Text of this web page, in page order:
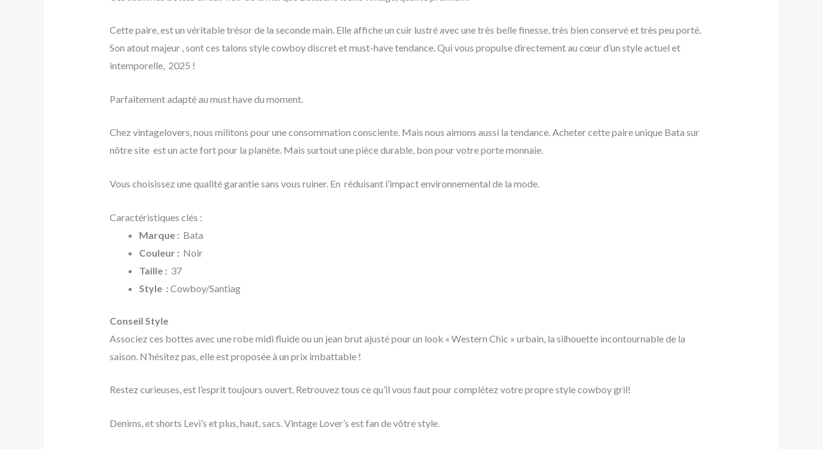
Cette paire, est un véritable trésor de la seconde main. Elle affiche un cuir lustré avec une très belle finesse, très bien conservé et très peu porté.
Son atout majeur , sont ces talons style cowboy discret et must-have tendance. Qui vous propulse directement au cœur d’un style actuel et
intemporelle, 2025 !
Parfaitement adapté au must have du moment.
Chez vintagelovers, nous militons pour une consommation consciente. Mais nous aimons aussi la tendance. Acheter cette paire unique Bata sur
nôtre site est un acte fort pour la planète. Mais surtout une pièce durable, bon pour votre porte monnaie.
Vous choisissez une qualité garantie sans vous ruiner. En réduisant l’impact environnemental de la mode.
Caractéristiques clés :
Marque : Bata
Couleur : Noir
Taille : 37
Style : Cowboy/Santiag
Conseil Style
Associez ces bottes avec une robe midi fluide ou un jean brut ajusté pour un look « Western Chic » urbain, la silhouette incontournable de la
saison. N’hésitez pas, elle est proposée à un prix imbattable !
Restez curieuses, est l’esprit toujours ouvert. Retrouvez tous ce qu’il vous faut pour complétez votre propre style cowboy gril!
Denims, et shorts Levi’s et plus, haut, sacs. Vintage Lover’s est fan de vôtre style.